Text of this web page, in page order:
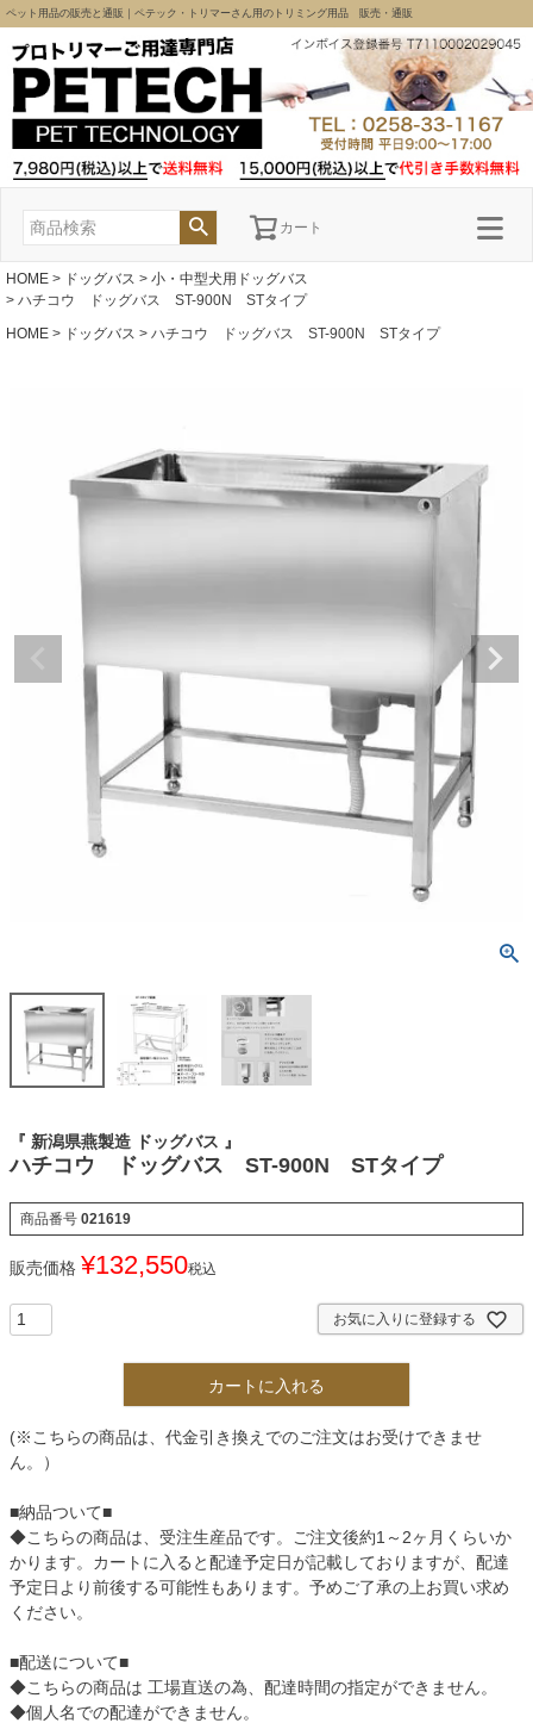
ペット用品の販売と通販｜ペテック・トリマーさん用のトリミング用品 販売・通販
カート
HOME ドッグバス
小・中型犬用ドッグバス
ハチコウ ドッグバス ST-900N STタイプ
HOME
ドッグバス ハチコウ ドッグバス ST-900N STタイプ
『 新潟県燕製造 ドッグバス 』
ハチコウ ドッグバス ST-900N STタイプ
商品番号 021619
販売価格 ¥132,550税込
お気に入りに登録する
カートに入れる
(※こちらの商品は、代金引き換えでのご注文はお受けできませ
ん。）
■納品ついて■
◆こちらの商品は、受注生産品です。ご注文後約1～2ヶ月くらいか
かります。カートに入ると配達予定日が記載しておりますが、配達
予定日より前後する可能性もあります。予めご了承の上お買い求め
ください。
■配送について■
◆こちらの商品は 工場直送の為、配達時間の指定ができません。
◆個人名での配達ができません。